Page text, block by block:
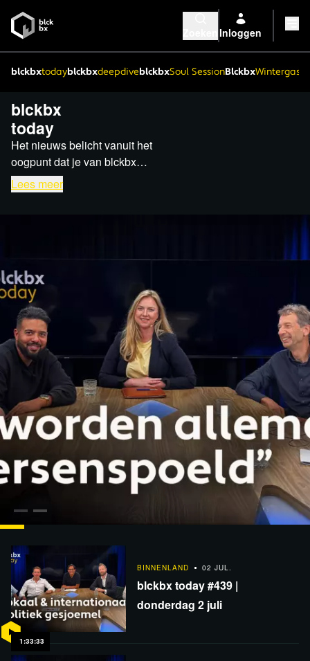
Inloggen
blckbxtodayblckbxdeepdiveblckbxSoul SessionBlckbx
blckbx
today
Het nieuws belicht vanuit het
oogpunt dat je van blckbx
gewend bent, diepgravend
en kritisch. Elke donderdag
Lees meer
BINNENLAND
blckbx today #440 | donderdag 9 juli
1:33:33
BINNENLAND 02 JUL.
blckbx today #439 |
donderdag 2 juli